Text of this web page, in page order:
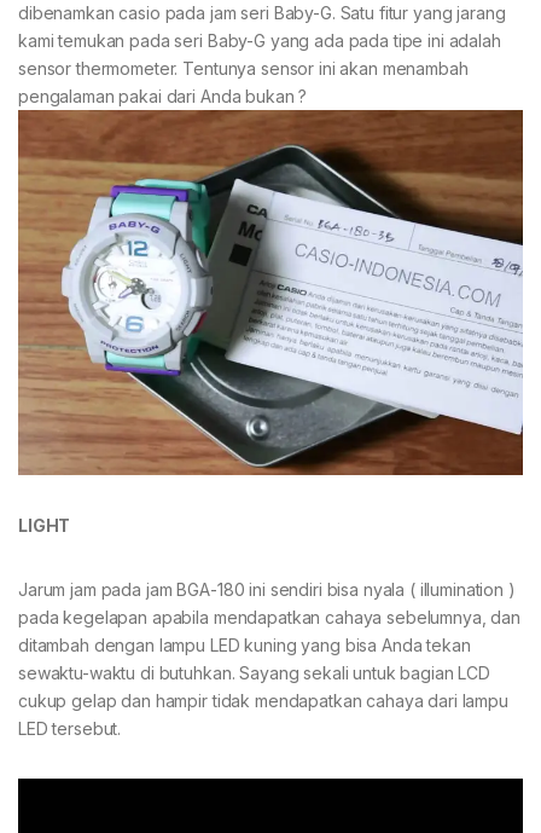
dibenamkan casio pada jam seri Baby-G. Satu fitur yang jarang
kami temukan pada seri Baby-G yang ada pada tipe ini adalah
sensor thermometer. Tentunya sensor ini akan menambah
pengalaman pakai dari Anda bukan ?
LIGHT
Jarum jam pada jam BGA-180 ini sendiri bisa nyala ( illumination )
pada kegelapan apabila mendapatkan cahaya sebelumnya, dan
ditambah dengan lampu LED kuning yang bisa Anda tekan
sewaktu-waktu di butuhkan. Sayang sekali untuk bagian LCD
cukup gelap dan hampir tidak mendapatkan cahaya dari lampu
LED tersebut.